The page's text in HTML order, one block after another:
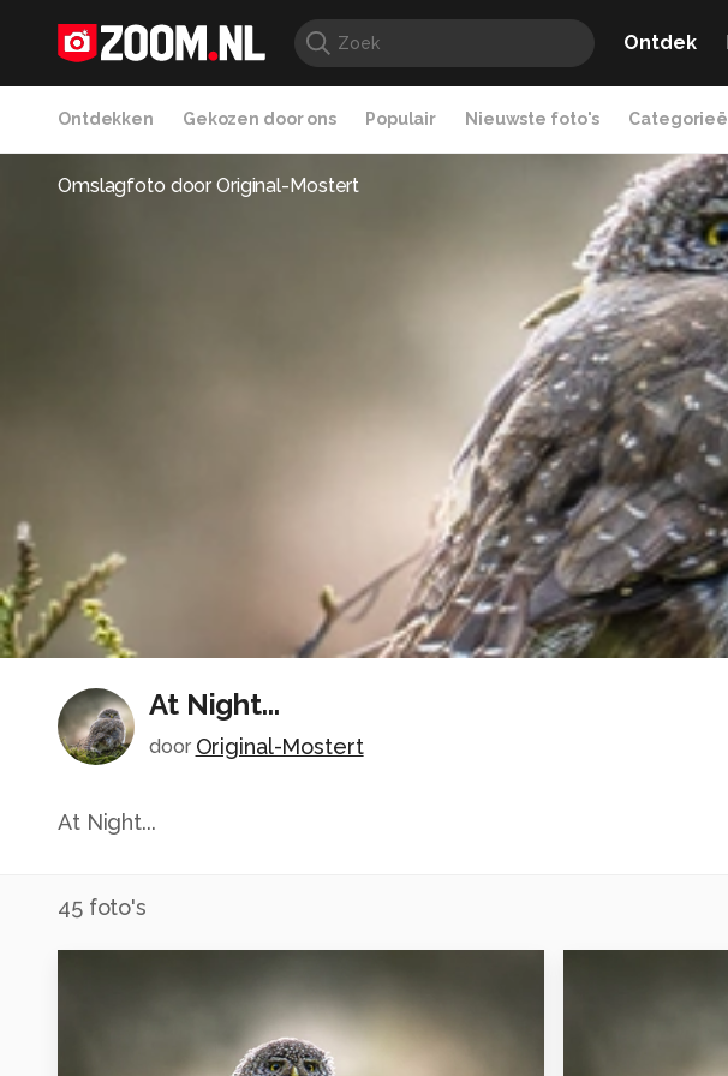
Ontdek
Ontdekken Gekozen door ons Populair Nieuwste foto's
Omslagfoto doorOriginal-Mostert
At Night...
door Original-Mostert
At Night...
45foto's